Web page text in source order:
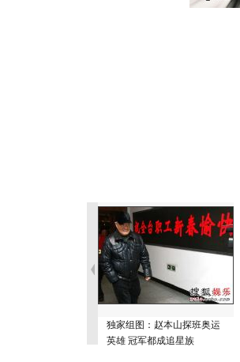
独家组图：赵本山探班奥运
英雄 冠军都成追星族